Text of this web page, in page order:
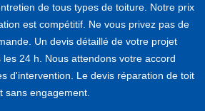
de tous types de toiture. Notre prix
est compétitif. Ne vous privez pas de
Un devis détaillé de votre projet
24 h. Nous attendons votre accord
d'intervention. Le devis réparation de toit
sans engagement.